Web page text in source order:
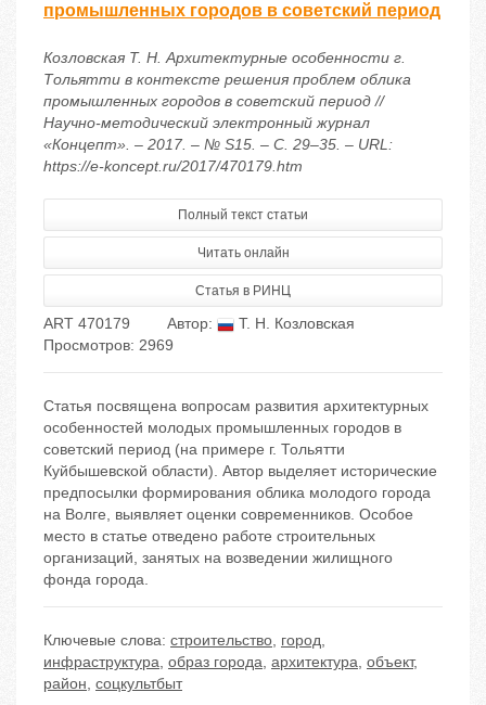
промышленных городов в советский период
Козловская Т. Н. Архитектурные особенности г.
Тольятти в контексте решения проблем облика
промышленных городов в советский период //
Научно-методический электронный журнал
«Концепт». – 2017. – № S15. – С. 29–35. – URL:
https://e-koncept.ru/2017/470179.htm
Полный текст статьи
Читать онлайн
Статья в РИНЦ
ART 470179 Автор:
Т. Н. Козловская
Просмотров: 2969
Статья посвящена вопросам развития архитектурных
особенностей молодых промышленных городов в
советский период (на примере г. Тольятти
Куйбышевской области). Автор выделяет исторические
предпосылки формирования облика молодого города
на Волге, выявляет оценки современников. Особое
место в статье отведено работе строительных
организаций, занятых на возведении жилищного
фонда города.
Ключевые слова: строительство, город,
инфраструктура, образ города, архитектура, объект,
район, соцкультбыт